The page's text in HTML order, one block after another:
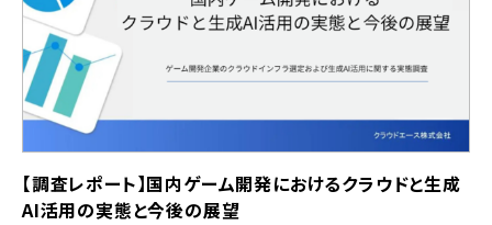
【調査レポート】国内ゲーム開発におけるクラウドと生成
AI活用の実態と今後の展望